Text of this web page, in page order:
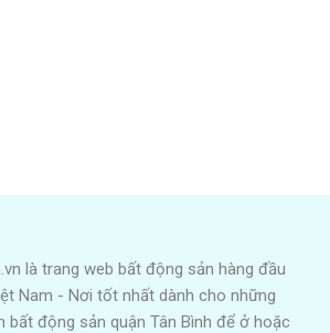
là trang web bất động sản hàng đầu
Nam - Nơi tốt nhất dành cho những
bất động sản quận Tân Bình để ở hoặc